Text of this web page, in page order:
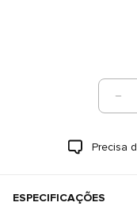
Precisa
ESPECIFICAÇÕES